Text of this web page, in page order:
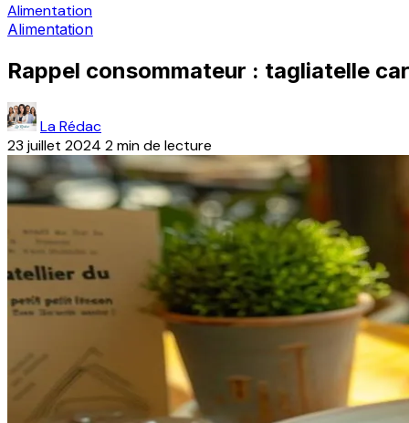
Alimentation
Alimentation
Rappel consommateur : tagliatelle
La Rédac
23 juillet 2024 2 min de lecture